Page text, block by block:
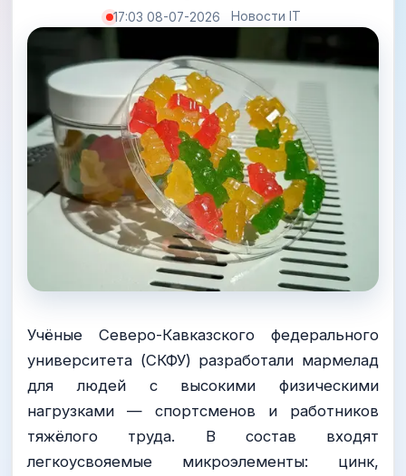
17:03 08-07-2026 Новости IT
Учёные Северо-Кавказского федерального
университета (СКФУ) разработали мармелад
для людей с высокими физическими
нагрузками — спортсменов и работников
тяжёлого труда. В состав входят
легкоусвояемые микроэлементы: цинк,